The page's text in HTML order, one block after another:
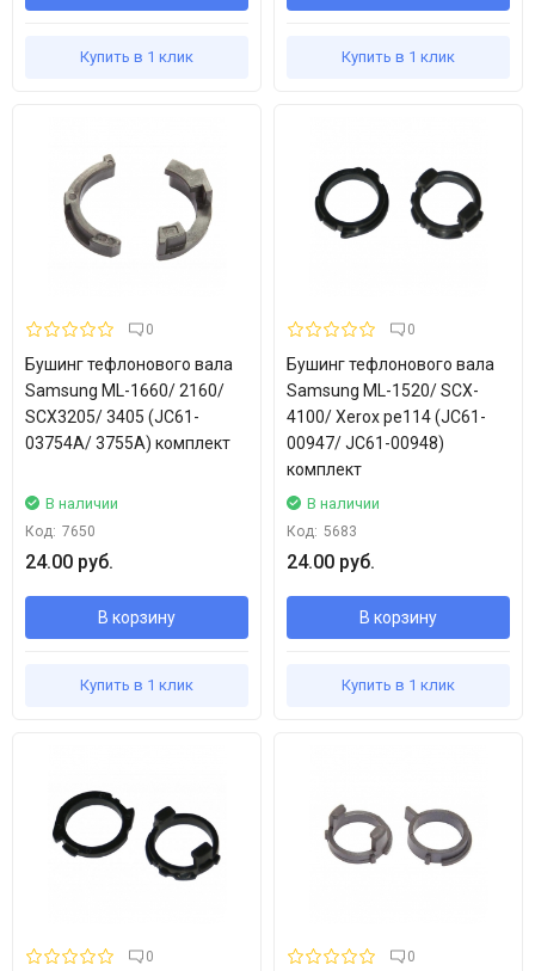
Купить в 1 клик Купить в 1 клик
0
Бушинг тефлонового вала
Samsung ML-1660/ 2160/
SCX3205/ 3405 (JC61-
03754A/ 3755A) комплект
В наличии
Код: 7650
24.00 руб.
В корзину
Купить в 1 клик
0
Бушинг тефлонового вала
Samsung ML-1520/ SCX-
4100/ Xerox pe114 (JC61-
00947/ JC61-00948)
комплект
В наличии
Код: 5683
24.00 руб.
В корзину
Купить в 1 клик
0 0